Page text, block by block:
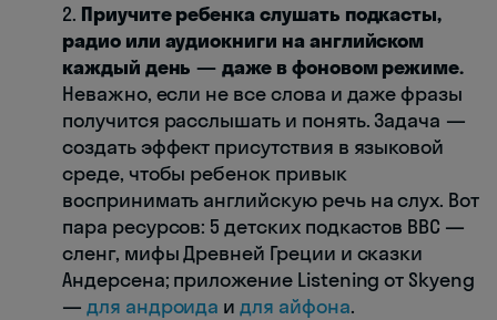
2. Приучите ребенка слушать подкасты,
радио или аудиокниги на английском
каждый день — даже в фоновом режиме.
Неважно, если не все слова и даже фразы
получится расслышать и понять. Задача —
создать эффект присутствия в языковой
среде, чтобы ребенок привык
воспринимать английскую речь на слух. Вот
пара ресурсов: 5 детских подкастов BBC —
сленг, мифы Древней Греции и сказки
Андерсена; приложение Listening от Skyeng
— для андроида идля айфона.